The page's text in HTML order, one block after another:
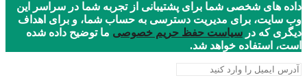
داده های شخصی شما برای پشتیبانی از تجربه شما در سراسر این
وب سایت، برای مدیریت دسترسی به حساب شما، و برای اهداف
دیگری که در سیاست حفظ حریم خصوصی ما توضیح داده شده
است، استفاده خواهد شد.